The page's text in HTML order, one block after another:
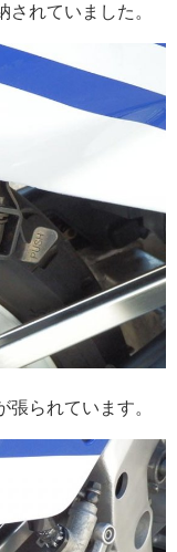
れていました。
られています。